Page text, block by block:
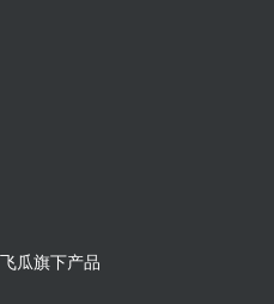
飞瓜旗下产品